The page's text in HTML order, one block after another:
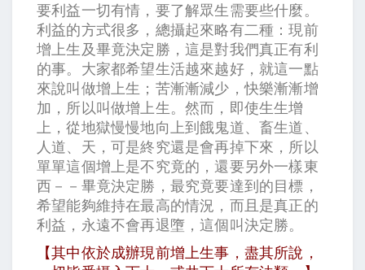
要利益一切有情，要了解眾生需要些什麼。
利益的方式很多，總攝起來略有二種：現前
增上生及畢竟決定勝，這是對我們真正有利
的事。大家都希望生活越來越好，就這一點
來說叫做增上生；苦漸漸減少，快樂漸漸增
加，所以叫做增上生。然而，即使生生增
上，從地獄慢慢地向上到餓鬼道、畜生道、
人道、天，可是終究還是會再掉下來，所以
單單這個增上是不究竟的，還要另外一樣東
西－－畢竟決定勝，最究竟要達到的目標，
希望能夠維持在最高的情況，而且是真正的
利益，永遠不會再退墮，這個叫決定勝。
【其中依於成辦現前增上生事，盡其所說，